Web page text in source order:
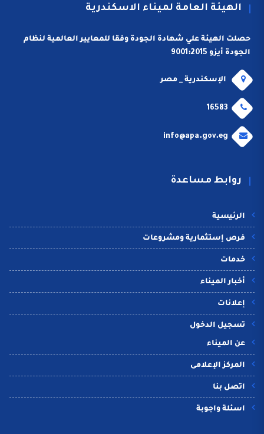
الهيئة العامة لميناء الاسكندرية
حصلت الهيئة علي شهادة الجودة وفقا للمعايير العالمية لنظام
الجودة أيزو 9001:2015
الإسكندرية _ مصر
16583
info@apa.gov.eg
روابط مساعدة
الرئيسية
فرص إستثمارية ومشروعات
خدمات
أخبار الميناء
إعلانات
تسجيل الدخول
عن الميناء
المركز الإعلامى
اتصل بنا
اسئلة واجوبة